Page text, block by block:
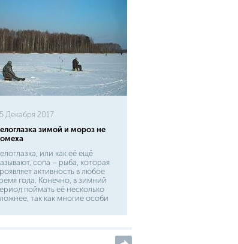
Декабря 2017
зимой и мороз не
или как её ещё
сопа – рыба, которая
активность в любое
года. Конечно, в зимний
поймать её несколько
так как многие особи
кормом. Однако